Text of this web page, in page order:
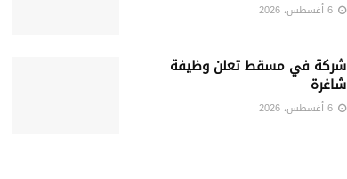
شركة في مسقط تعلن وظيفة
شاغرة